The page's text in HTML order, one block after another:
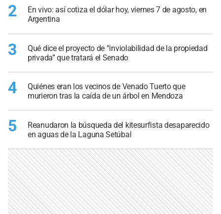
2
En vivo: así cotiza el dólar hoy, viernes 7 de agosto, en
Argentina
3
Qué dice el proyecto de “inviolabilidad de la propiedad
privada” que tratará el Senado
4
Quiénes eran los vecinos de Venado Tuerto que
murieron tras la caída de un árbol en Mendoza
5
Reanudaron la búsqueda del kitesurfista desaparecido
en aguas de la Laguna Setúbal